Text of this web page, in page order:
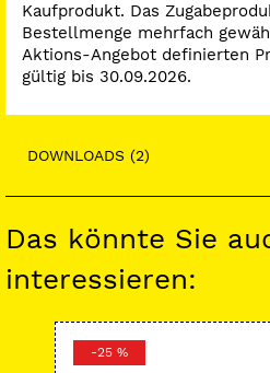
Kaufprodukt. Das
Bestellmenge mehrfach
Aktions-Angebot definierten
gültig bis 30.09.2026.
DOWNLOADS (2)
Das könnte Sie
interessieren:
-25 %